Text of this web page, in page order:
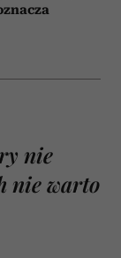
nie
nie warto